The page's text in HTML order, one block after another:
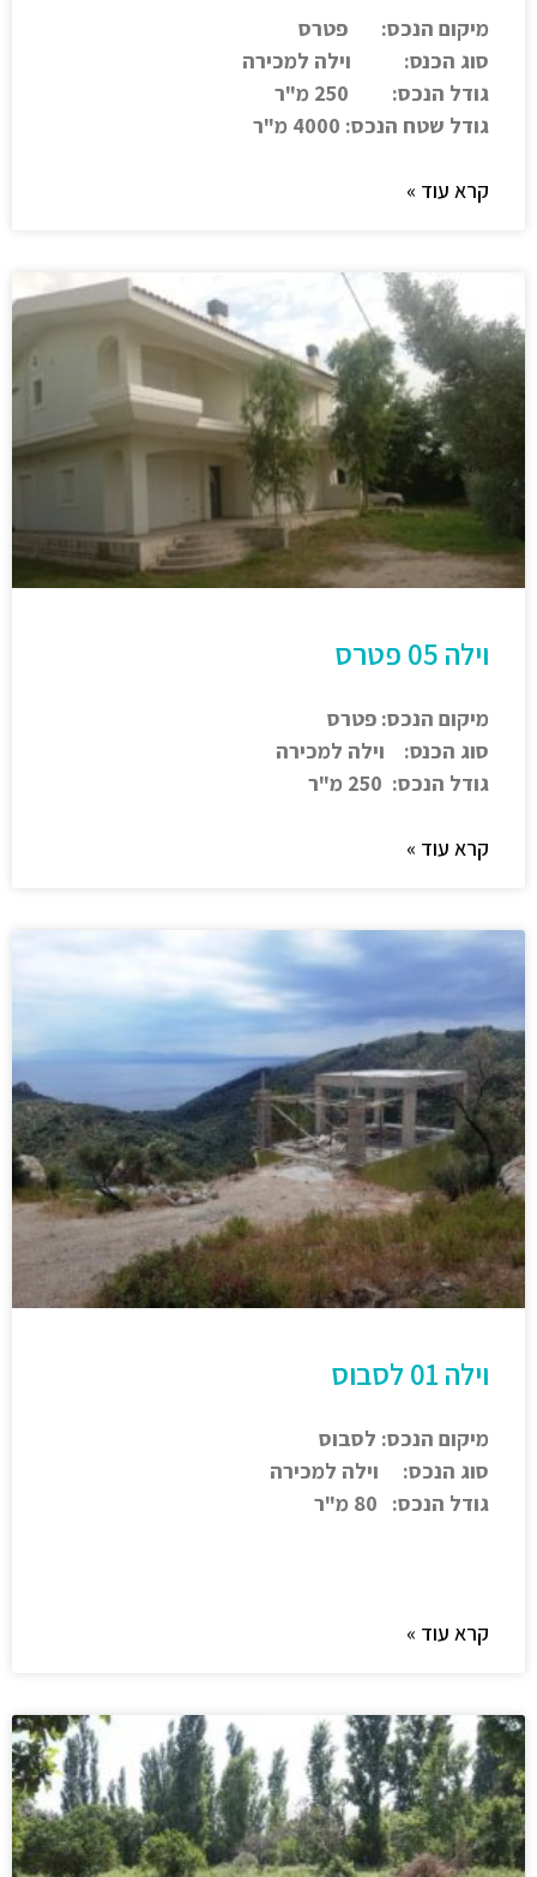
מיקום הנכס: פטרס
סוג הכנס: וילה למכירה
גודל הנכס: 250 מ"ר
גודל שטח הנכס: 4000 מ"ר
קרא עוד »
וילה 05 פטרס
מיקום הנכס: פטרס
סוג הכנס: וילה למכירה
גודל הנכס: 250 מ"ר
קרא עוד »
וילה 01 לסבוס
מיקום הנכס: לסבוס
סוג הנכס: וילה למכירה
גודל הנכס: 80 מ"ר
קרא עוד »